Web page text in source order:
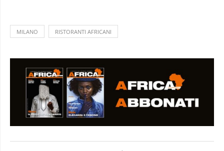
MILANO RISTORANTI AFRICANI